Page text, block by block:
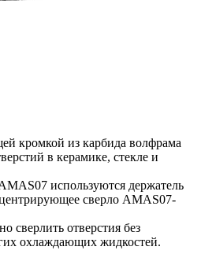
кромкой из карбида волфрама
в керамике, стекле и
используются держатель
сверло AMAS07-
сверлить отверстия без
охлаждающих жидкостей.